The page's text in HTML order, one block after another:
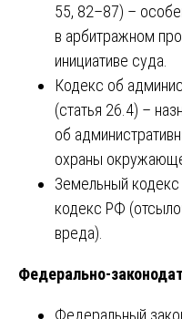
55, 82–87) –
в арбитражном
инициативе суда.
Кодекс об
(статья 26.4) –
об
охраны
Земельный
кодекс РФ
вреда).
Федерально-
Федеральный